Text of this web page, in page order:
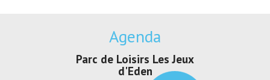
Agenda
Exposition "Lucien Jonas -
Au pays du charbon ...